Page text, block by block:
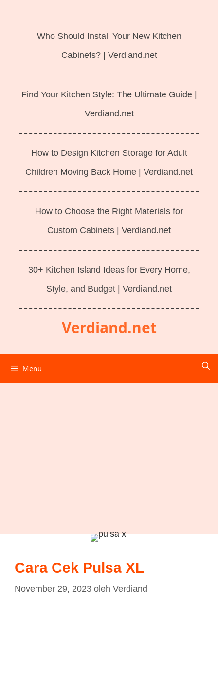
Who Should Install Your New Kitchen
Cabinets? | Verdiand.net
Find Your Kitchen Style: The Ultimate Guide |
Verdiand.net
How to Design Kitchen Storage for Adult
Children Moving Back Home | Verdiand.net
How to Choose the Right Materials for
Custom Cabinets | Verdiand.net
30+ Kitchen Island Ideas for Every Home,
Style, and Budget | Verdiand.net
Verdiand.net
Menu
Cara Cek Pulsa XL
November 29, 2023 oleh Verdiand